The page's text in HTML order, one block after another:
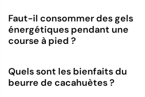
Faut-il consommer des gels
énergétiques pendant une
course à pied ?
Quels sont les bienfaits du
beurre de cacahuètes ?